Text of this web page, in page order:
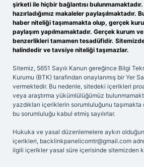
şirketi ile hiçbir bağlantısı
hazırladığımız makaleler paylaşılmaktadır.
haber niteliği taşımamakta olup, gerçek
paylaşım yapılmamaktadır. Gerçek kurum
benzerlikleri tamamen tesadüfidir.
halindedir ve tavsiye niteliği taşımazlar.
Sitemiz, 5651 Sayılı Kanun gereğince Bilgi
Kurumu (BTK) tarafından onaylanmış bir Yer
vermektedir. Bu nedenle, sitedeki içerikleri
veya araştırma yükümlülüğümüz
yazdıkları içeriklerin sorumluluğunu
bu sorumluluğu kabul etmiş sayılırlar.
Hukuka ve yasal düzenlemelere aykırı
içerikleri, backlinkpanelicomtr@gmail.com
ilgili içerikler yasal süre içerisinde sitemizden